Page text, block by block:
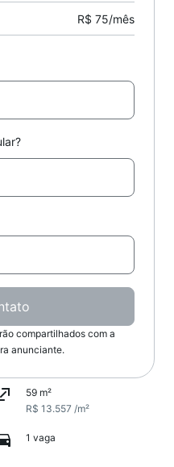
R$ 75/mês
compartilhados com a
anunciante.
59 m²
R$ 13.557 /m²
1 vaga